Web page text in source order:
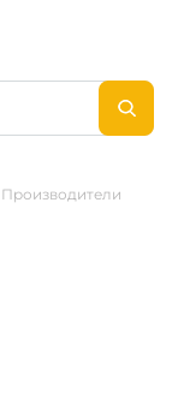
Производители